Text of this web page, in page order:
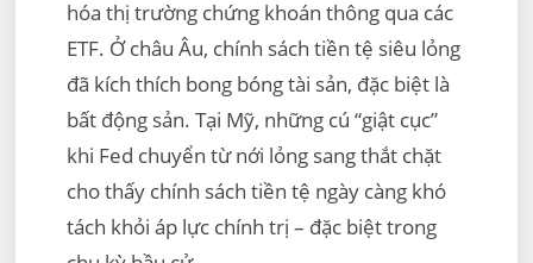
hóa thị trường chứng khoán thông qua các
ETF. Ở châu Âu, chính sách tiền tệ siêu lỏng
đã kích thích bong bóng tài sản, đặc biệt là
bất động sản. Tại Mỹ, những cú “giật cục”
khi Fed chuyển từ nới lỏng sang thắt chặt
cho thấy chính sách tiền tệ ngày càng khó
tách khỏi áp lực chính trị – đặc biệt trong